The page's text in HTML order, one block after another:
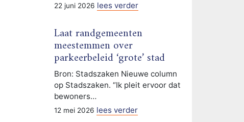
22 juni 2026 lees verder
Laat randgemeenten
meestemmen over
parkeerbeleid ‘grote’ stad
Bron: Stadszaken Nieuwe column
op Stadszaken. “Ik pleit ervoor dat
bewoners…
12 mei 2026 lees verder